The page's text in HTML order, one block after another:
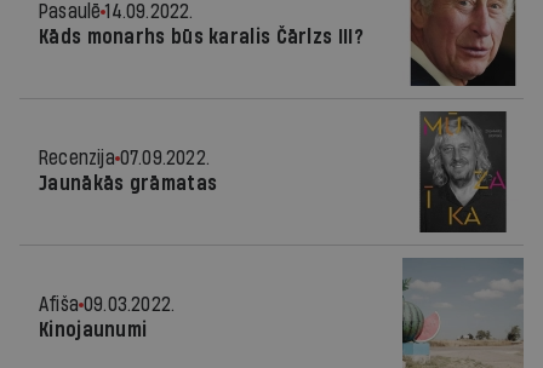
Pasaulē 14.09.2022.
Kāds monarhs būs karalis Čārlzs III?
Recenzija 07.09.2022.
Jaunākās grāmatas
Afiša 09.03.2022.
Kinojaunumi